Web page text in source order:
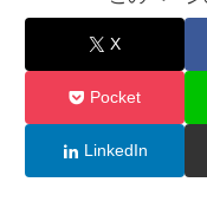
X
Pocket
LinkedIn